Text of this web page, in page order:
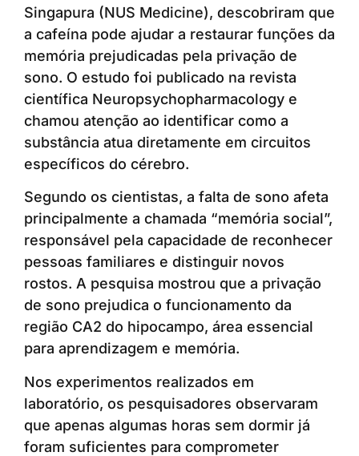
Singapura (NUS Medicine), descobriram que
a cafeína pode ajudar a restaurar funções da
memória prejudicadas pela privação de
sono. O estudo foi publicado na revista
científica Neuropsychopharmacology e
chamou atenção ao identificar como a
substância atua diretamente em circuitos
específicos do cérebro.
Segundo os cientistas, a falta de sono afeta
principalmente a chamada “memória social”,
responsável pela capacidade de reconhecer
pessoas familiares e distinguir novos
rostos. A pesquisa mostrou que a privação
de sono prejudica o funcionamento da
região CA2 do hipocampo, área essencial
para aprendizagem e memória.
Nos experimentos realizados em
laboratório, os pesquisadores observaram
que apenas algumas horas sem dormir já
foram suficientes para comprometer